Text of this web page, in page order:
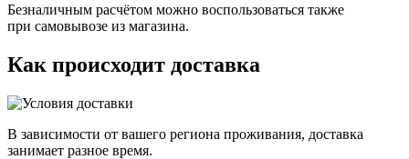
Безналичным расчётом можно воспользоваться также
при самовывозе из магазина.
Как происходит доставка
В зависимости от вашего региона проживания, доставка
занимает разное время.